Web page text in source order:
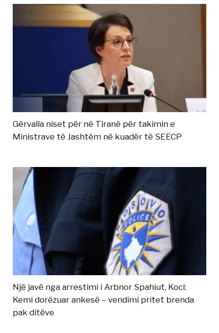
Gërvalla niset për në Tiranë për takimin e
Ministrave të Jashtëm në kuadër të SEECP
Një javë nga arrestimi i Arbnor Spahiut, Koci:
Kemi dorëzuar ankesë – vendimi pritet brenda
pak ditëve